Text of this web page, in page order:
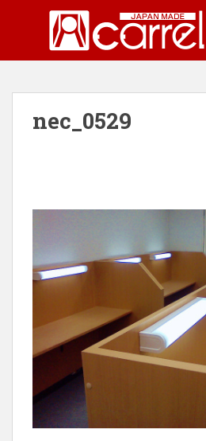
p
nec_0529